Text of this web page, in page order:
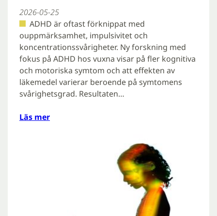
2026-05-25
ADHD är oftast förknippat med
ouppmärksamhet, impulsivitet och
koncentrationssvårigheter. Ny forskning med
fokus på ADHD hos vuxna visar på fler kognitiva
och motoriska symtom och att effekten av
läkemedel varierar beroende på symtomens
svårighetsgrad. Resultaten…
Läs mer